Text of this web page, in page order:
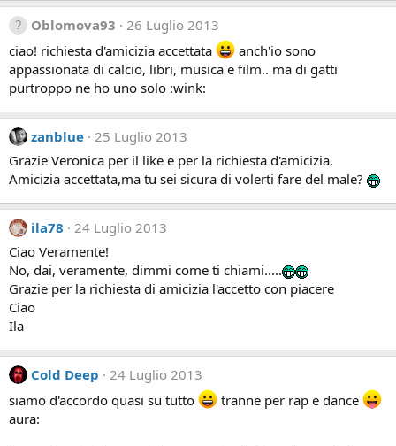
Oblomova93
26 Luglio 2013
ciao! richiesta d'amicizia accettata
anch'io sono
appassionata di calcio, libri, musica e film.. ma di gatti
purtroppo ne ho uno solo :wink:
zanblue 25 Luglio 2013
Grazie Veronica per il like e per la richiesta d'amicizia.
Amicizia accettata,ma tu sei sicura di volerti fare del male?
ila78
24 Luglio 2013
Ciao Veramente!
No, dai, veramente, dimmi come ti chiami.....
Grazie per la richiesta di amicizia l'accetto con piacere
Ciao
Ila
Cold Deep
24 Luglio 2013
siamo d'accordo quasi su tutto
tranne per rap e dance
aura: